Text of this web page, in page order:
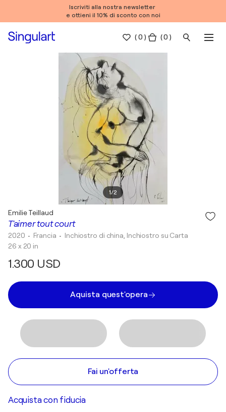
Iscriviti alla nostra newsletter
e ottieni il 10% di sconto con noi
(0 ) ( 0 )
1/2
T'aimer tout court
Emilie Teillaud
2020 • Francia • Inchiostro di china, Inchiostro su Carta
26 x 20 in
1.300 USD
Aquista quest'opera
Fai un'offerta
Acquista con fiducia